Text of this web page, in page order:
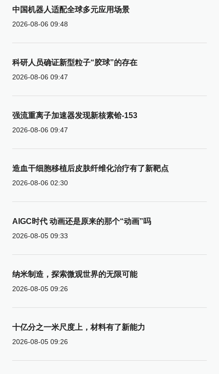
中国机器人适配全球多元应用场景
2026-08-06 09:48
科研人员确证新型粒子“胶球”的存在
2026-08-06 09:47
强流重离子加速器发现新核素铪-153
2026-08-06 09:47
造血干细胞移植后皮肤纤维化治疗有了新靶点
2026-08-06 02:30
AIGC时代 动画还是原来的那个“动画”吗
2026-08-05 09:33
纳米制造，探索微观世界的无限可能
2026-08-05 09:26
十亿分之一米尺度上，材料有了新能力
2026-08-05 09:26